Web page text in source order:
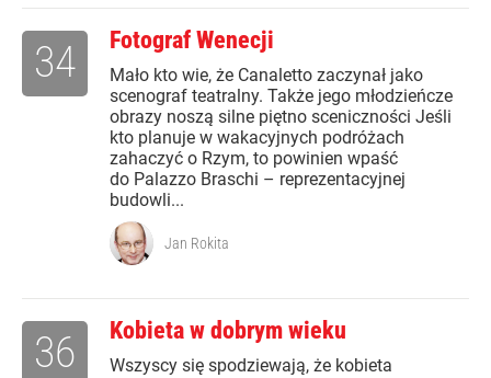
Fotograf Wenecji
Mało kto wie, że Canaletto zaczynał jako
scenograf teatralny. Także jego młodzieńcze
obrazy noszą silne piętno sceniczności Jeśli
kto planuje w wakacyjnych podróżach
zahaczyć o Rzym, to powinien wpaść
do Palazzo Braschi – reprezentacyjnej
budowli...
34
Jan Rokita
Kobieta w dobrym wieku
Wszyscy się spodziewają, że kobieta
36